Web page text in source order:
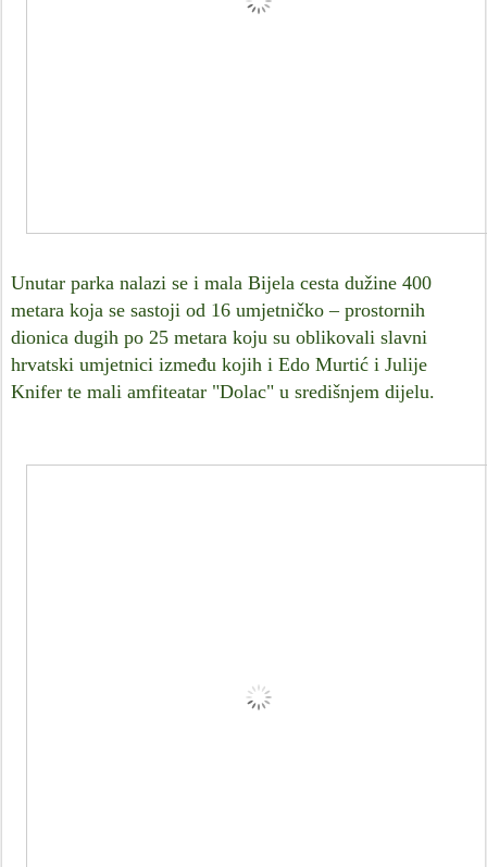
Unutar parka nalazi se i mala Bijela cesta dužine 400
metara koja se sastoji od 16 umjetničko – prostornih
dionica dugih po 25 metara koju su oblikovali slavni
hrvatski umjetnici između kojih i Edo Murtić i Julije
Knifer te mali amfiteatar "Dolac" u središnjem dijelu.